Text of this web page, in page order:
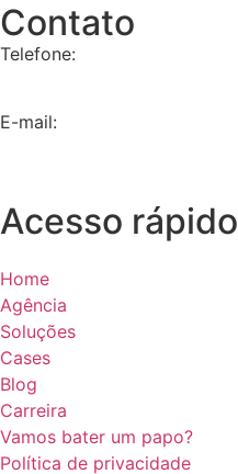
Contato
Telefone:
E-mail:
Acesso rápido
Home
Agência
Soluções
Cases
Blog
Carreira
Vamos bater um papo?
Política de privacidade